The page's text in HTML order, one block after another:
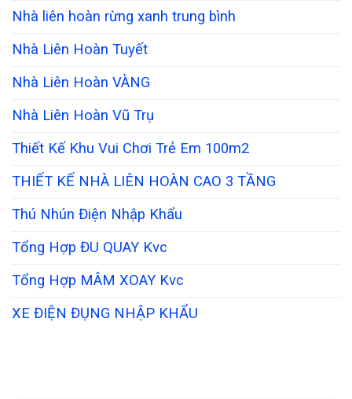
Nhà liên hoàn rừng xanh trung bình
Nhà Liên Hoàn Tuyết
Nhà Liên Hoàn VÀNG
Nhà Liên Hoàn Vũ Trụ
Thiết Kế Khu Vui Chơi Trẻ Em 100m2
THIẾT KẾ NHÀ LIÊN HOÀN CAO 3 TẦNG
Thú Nhún Điện Nhập Khẩu
Tổng Hợp ĐU QUAY Kvc
Tổng Hợp MÂM XOAY Kvc
XE ĐIỆN ĐỤNG NHẬP KHẨU